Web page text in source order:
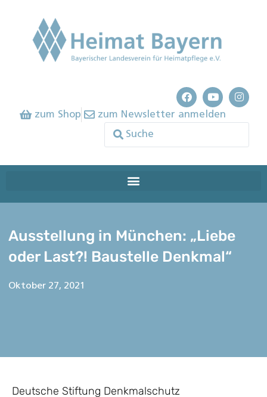
zum Shop zum Newsletter anmelden
Ausstellung in München: „Liebe
oder Last?! Baustelle Denkmal“
Oktober 27, 2021
Deutsche Stiftung Denkmalschutz